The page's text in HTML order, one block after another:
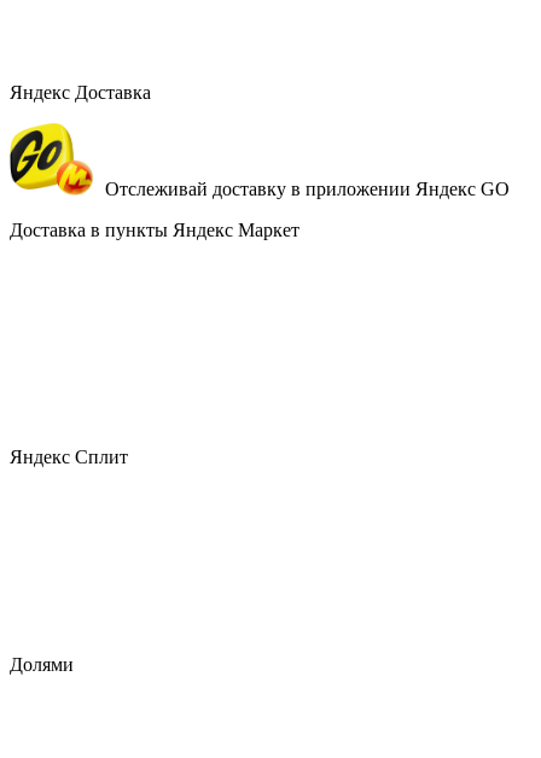
Яндекс Доставка
Отслеживай доставку в приложении Яндекс GO
Доставка в пункты Яндекс Маркет
Яндекс Сплит
Долями